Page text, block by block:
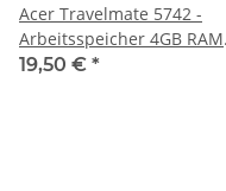
Acer Travelmate 5742 -
Arbeitsspeicher 4GB RAM
Memory DDR3
19,50 € *